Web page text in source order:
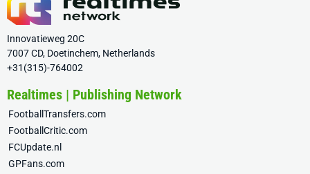
Innovatieweg 20C
7007 CD, Doetinchem, Netherlands
+31(315)-764002
Realtimes | Publishing Network
FootballTransfers.com
FootballCritic.com
FCUpdate.nl
GPFans.com